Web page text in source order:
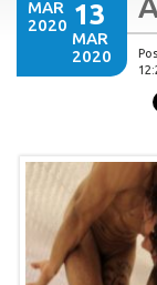
MAR
2020 13
MAR
2020